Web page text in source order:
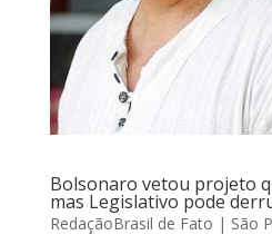
Bolsonaro vetou projeto
mas Legislativo pode
RedaçãoBrasil de Fato | São